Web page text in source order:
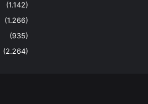
(1.142)
(1.266)
(935)
(2.264)